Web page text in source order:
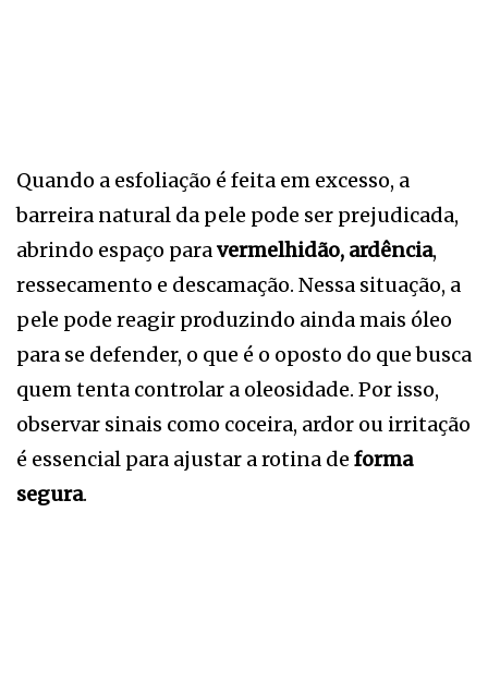
Quando a esfoliação é feita em excesso, a
barreira natural da pele pode ser prejudicada,
abrindo espaço paravermelhidão, ardência,
ressecamento e descamação. Nessa situação, a
pele pode reagir produzindo ainda mais óleo
para se defender, o que é o oposto do que busca
quem tenta controlar a oleosidade. Por isso,
observar sinais como coceira, ardor ou irritação
é essencial para ajustar a rotina de forma
segura.